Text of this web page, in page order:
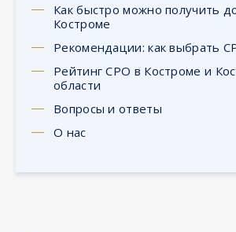
Как быстро можно получить
Костроме
Рекомендации: как выбрать
Рейтинг СРО в Костроме и
области
Вопросы и ответы
О нас